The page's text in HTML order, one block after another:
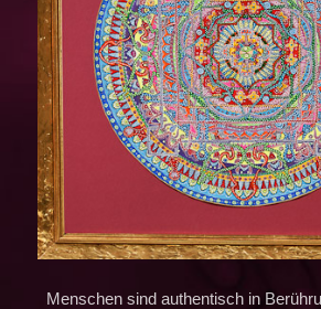
Menschen sind authentisch in